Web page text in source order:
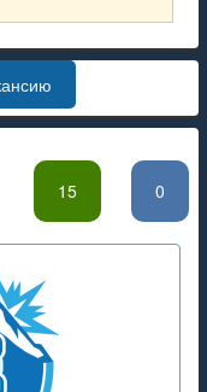
15 0